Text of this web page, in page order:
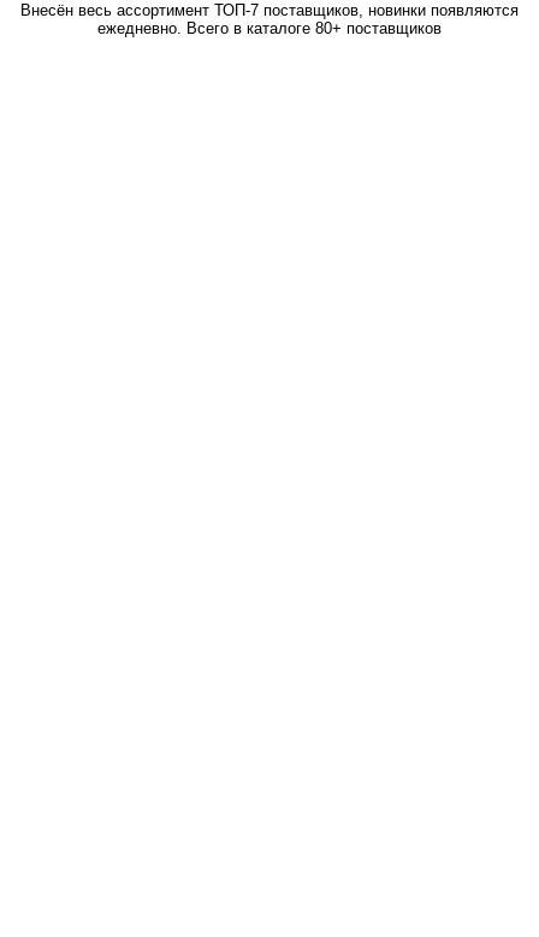
Внесён весь ассортимент ТОП-7 поставщиков, новинки появляются
ежедневно. Всего в каталоге 80+ поставщиков